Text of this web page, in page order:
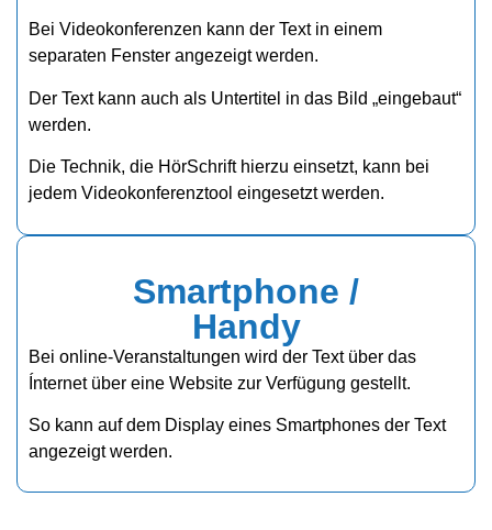
Bei Videokonferenzen kann der Text in einem
separaten Fenster angezeigt werden.
Der Text kann auch als Untertitel in das Bild „eingebaut“
werden.
Die Technik, die HörSchrift hierzu einsetzt, kann bei
jedem Videokonferenztool eingesetzt werden.
Smartphone /
Handy
Bei online-Veranstaltungen wird der Text über das
Ínternet über eine Website zur Verfügung gestellt.
So kann auf dem Display eines Smartphones der Text
angezeigt werden.